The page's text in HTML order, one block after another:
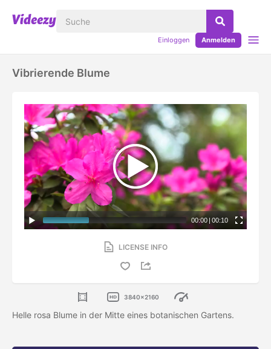
Einloggen Anmelden
Vibrierende Blume
00:00 | 00:10
LICENSE INFO
3840x2160
Helle rosa Blume in der Mitte eines botanischen Gartens.